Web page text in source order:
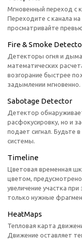
Мгновенный переход с
Переходите с канала на
просматривайте
Fire & Smoke
Детекторы огня и
математических
возгорание быстрее
задымлении мгновенно.
Sabotage Detector
Детектор
расфокусировку, но и
подает сигнал. Будьте
системы.
Timeline
Цветовая временная
цветом,
увеличение участка
только нужные
HeatMaps
Тепловая карта
Движение оставляет